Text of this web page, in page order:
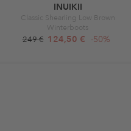
INUIKII
Classic Shearling Low Brown
Winterboots
249 € 124,50 € -50%